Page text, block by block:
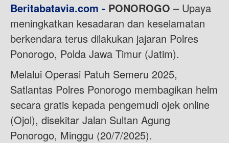
Beritabatavia.com - PONOROGO – Upaya
meningkatkan kesadaran dan keselamatan
berkendara terus dilakukan jajaran Polres
Ponorogo, Polda Jawa Timur (Jatim).
Melalui Operasi Patuh Semeru 2025,
Satlantas Polres Ponorogo membagikan helm
secara gratis kepada pengemudi ojek online
(Ojol), disekitar Jalan Sultan Agung
Ponorogo, Minggu (20/7/2025).